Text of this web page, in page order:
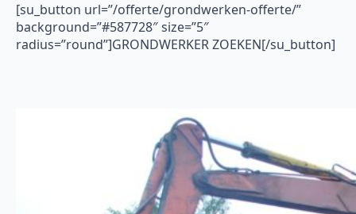
[su_button url=”/offerte/grondwerken-offerte/”
background=”#587728″ size=”5″
radius=”round”]GRONDWERKER ZOEKEN[/su_button]